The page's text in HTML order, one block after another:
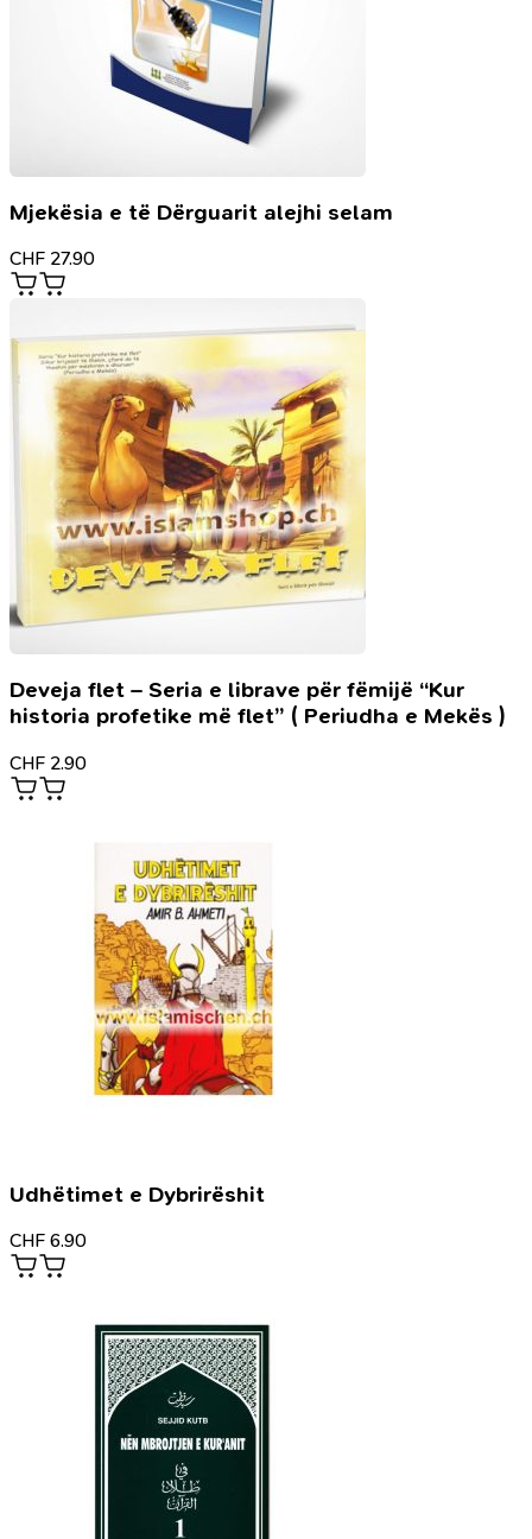
Mjekësia e të Dërguarit alejhi selam
CHF 27.90
Deveja flet – Seria e librave për fëmijë “Kur
historia profetike më flet” ( Periudha e Mekës )
CHF 2.90
Udhëtimet e Dybrirëshit
CHF 6.90